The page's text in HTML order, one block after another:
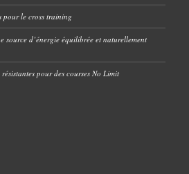
pour le cross training
source d’énergie équilibrée et naturellement
pour des courses No Limit